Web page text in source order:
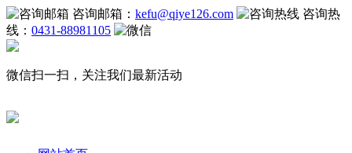
咨询邮箱： kefu@qiye126.com
咨询热
线： 0431-88981105
微信扫一扫，关注我们最新活动